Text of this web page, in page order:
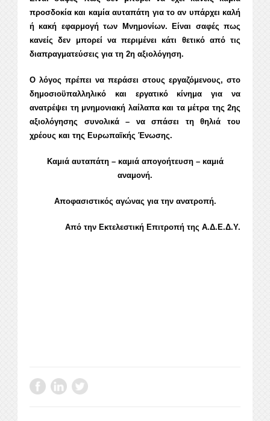
προσδοκία και καμία αυταπάτη για το αν υπάρχει καλή
ή κακή εφαρμογή των Μνημονίων. Είναι σαφές πως
κανείς δεν μπορεί να περιμένει κάτι θετικό από τις
διαπραγματεύσεις για τη 2η αξιολόγηση.
Ο λόγος πρέπει να περάσει στους εργαζόμενους, στο
δημοσιοϋπαλληλικό και εργατικό κίνημα για να
ανατρέψει τη μνημονιακή λαίλαπα και τα μέτρα της 2ης
αξιολόγησης συνολικά – να σπάσει τη θηλιά του
χρέους και της Ευρωπαϊκής Ένωσης.
Καμιά αυταπάτη – καμιά απογοήτευση – καμιά
αναμονή.
Αποφασιστικός αγώνας για την ανατροπή.
Από την Εκτελεστική Επιτροπή της Α.Δ.Ε.Δ.Υ.